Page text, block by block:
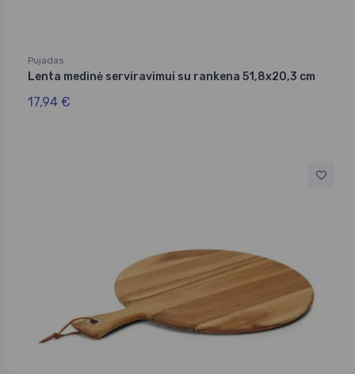
Pujadas
Lenta medinė serviravimui su rankena 51,8x20,3 cm
17,94 €